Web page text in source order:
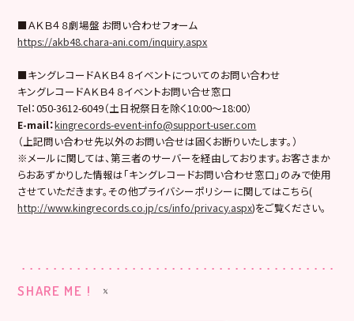
■ＡＫＢ４８劇場盤 お問い合わせフォーム
https://akb48.chara-ani.com/inquiry.aspx
■キングレコードＡＫＢ４８イベントについてのお問い合わせ
キングレコードＡＫＢ４８イベントお問い合せ窓口
Tel：050-3612-6049（土日祝祭日を除く10:00〜18:00）
E-mail：kingrecords-event-info@support-user.com
（上記問い合わせ先以外のお問い合せは固くお断りいたします。）
※メールに関しては、第三者のサーバーを経由しております。お客さまか
らおあずかりした情報は「キングレコードお問い合わせ窓口」のみで使用
させていただきます。その他プライバシーポリシーに関してはこちら(
http://www.kingrecords.co.jp/cs/info/privacy.aspx)をご覧ください。
SHARE ME !